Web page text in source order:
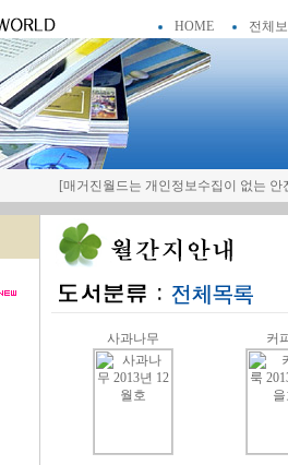
HOME 전체
[매거진월드는 개인정보수집이 없는 안
사과나무 커